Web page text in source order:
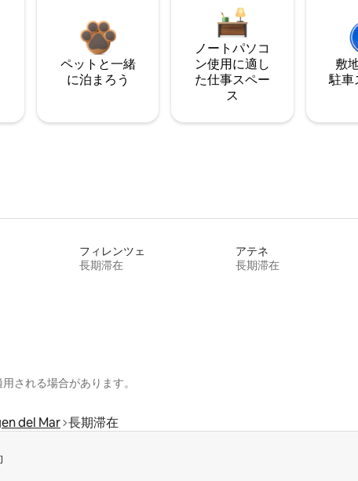
ペットと一緒
に泊まろう
ノートパソコ
ン使用に適し
た仕事スペー
ス
敷
駐⁠車
フィレンツェ
長期滞在
アテネ
長期滞在
される場合があります。
del Mar 長期滞在